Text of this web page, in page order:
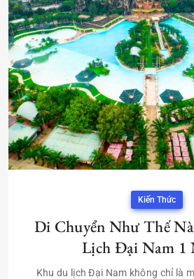
Kiến Thức
Di Chuyển Như Thế
Lịch Đại Nam 1
Khu du lịch Đại Nam không chỉ là